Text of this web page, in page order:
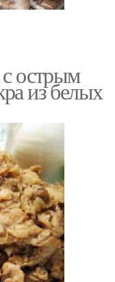
острым
из белых